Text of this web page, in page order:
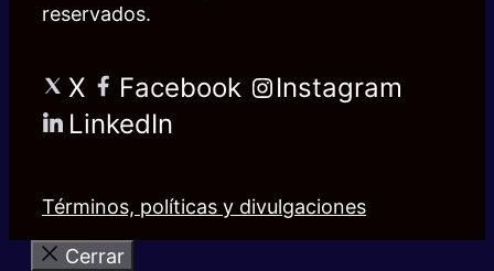
reservados.
X Facebook
Instagram
LinkedIn
Términos, políticas y divulgaciones
Cerrar